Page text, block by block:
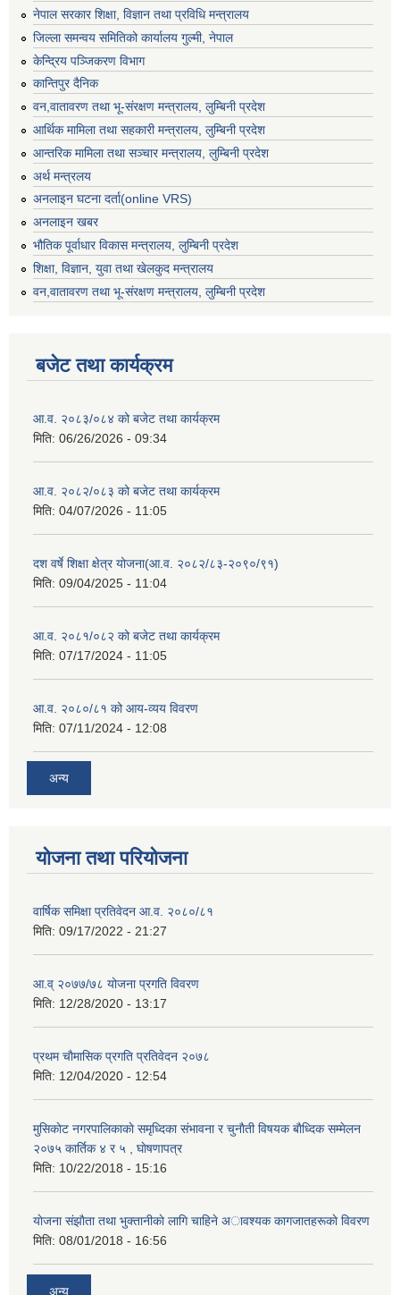
नेपाल सरकार शिक्षा, विज्ञान तथा प्रविधि मन्त्रालय
जिल्ला समन्वय समितिको कार्यालय गुल्मी, नेपाल
केन्द्रिय पञ्जिकरण विभाग
कान्तिपुर दैनिक
वन,वातावरण तथा भू-संरक्षण मन्त्रालय, लुम्बिनी प्रदेश
आर्थिक मामिला तथा सहकारी मन्त्रालय, लुम्बिनी प्रदेश
आन्तरिक मामिला तथा सञ्चार मन्त्रालय, लुम्बिनी प्रदेश
अर्थ मन्त्रलय
अनलाइन घटना दर्ता(online VRS)
अनलाइन खबर
भौतिक पूर्वाधार विकास मन्त्रालय, लुम्बिनी प्रदेश
शिक्षा, विज्ञान, युवा तथा खेलकुद मन्‍‍त्रालय
वन,वातावरण तथा भू-संरक्षण मन्त्रालय, लुम्बिनी प्रदेश
बजेट तथा कार्यक्रम
आ.व. २०८३/०८४ को बजेट तथा कार्यक्रम
मिति: 06/26/2026 - 09:34
आ.व. २०८२/०८३ को बजेट तथा कार्यक्रम
मिति: 04/07/2026 - 11:05
दश वर्षे शिक्षा क्षेत्र योजना(आ.व. २०८२/८३-२०९०/९१)
मिति: 09/04/2025 - 11:04
आ.व. २०८१/०८२ को बजेट तथा कार्यक्रम
मिति: 07/17/2024 - 11:05
आ.व. २०८०/८१ को आय-व्यय विवरण
मिति: 07/11/2024 - 12:08
अन्य
योजना तथा परियोजना
वार्षिक समिक्षा प्रतिवेदन आ.व. २०८०/८१
मिति: 09/17/2022 - 21:27
आ.व् २०७७/७८ योजना प्रगति विवरण
मिति: 12/28/2020 - 13:17
प्रथम चाैमासिक प्रगति प्रतिवेदन २०७८
मिति: 12/04/2020 - 12:54
मुसिकाेट नगरपालिकाकाे समृध्दिका संभावना र चुनाैती विषयक बाैध्दिक सम्मेलन
२०७५ कार्तिक ४ र ५ , घाेषणापत्र
मिति: 10/22/2018 - 15:16
याेजना संझाैता तथा भुक्तानीकाे लागि चाहिने अावश्यक कागजातहरूकाे विवरण
मिति: 08/01/2018 - 16:56
अन्य